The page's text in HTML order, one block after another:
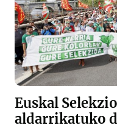
Euskal
aldarrikatuko